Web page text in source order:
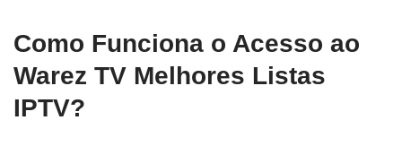
Como Funciona o Acesso ao
Warez TV Melhores Listas
IPTV?